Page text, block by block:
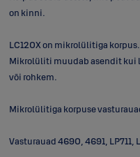
on kinni.
LC120X on mikrolülitiga korpus.
Mikrolüliti muudab asendit kui
või rohkem.
Mikrolülitiga korpuse
Vasturauad 4690, 4691, LP711,